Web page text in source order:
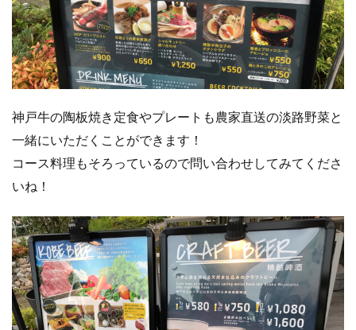
神戸牛の陶板焼き定食やプレートも農家直送の淡路野菜と
一緒にいただくことができます！
コース料理もそろっているので問い合わせしてみてくださ
いね！